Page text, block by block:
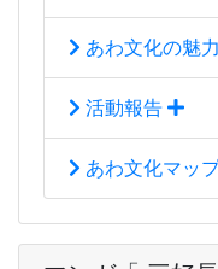
あわ文化の魅
活動報告
あわ文化マッ